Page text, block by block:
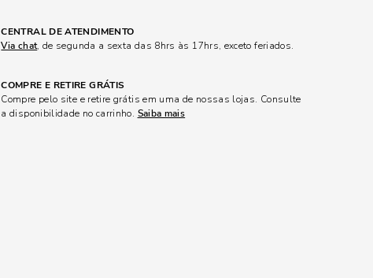
CENTRAL DE ATENDIMENTO
Via chat, de segunda a sexta das 8hrs às 17hrs, exceto feriados.
COMPRE E RETIRE GRÁTIS
Compre pelo site e retire grátis em uma de nossas lojas. Consulte
a disponibilidade no carrinho. Saiba mais